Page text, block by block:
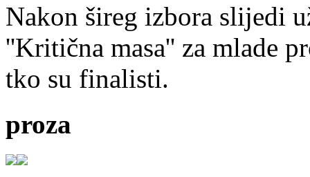
Nakon šireg izbora slijedi
''Kritična masa'' za mlade
tko su finalisti.
proza